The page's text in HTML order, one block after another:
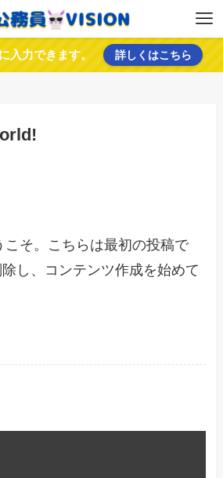
入力できます。 詳しくはこちら
こそ。こちらは最初の投稿で
し、コンテンツ作成を始めて